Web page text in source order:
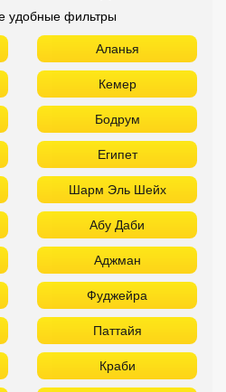
удобные фильтры
Аланья
Кемер
Бодрум
Египет
Шарм Эль Шейх
Абу Даби
Аджман
Фуджейра
Паттайя
Краби